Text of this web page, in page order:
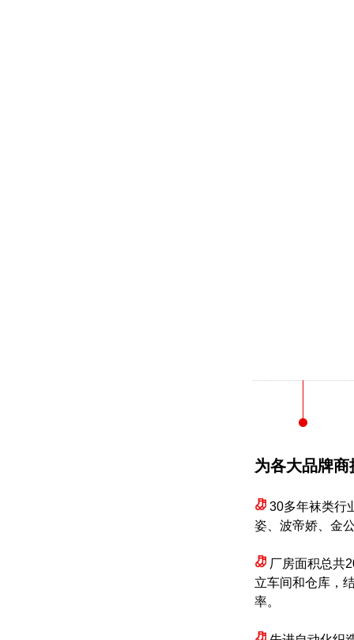
为各大品牌
30多年袜类行
姿、波帝娇、金
厂房面积总共
立车间和仓库，
率。